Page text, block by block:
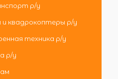
р/у
квадрокоптеры р/у
техника р/у
р/у